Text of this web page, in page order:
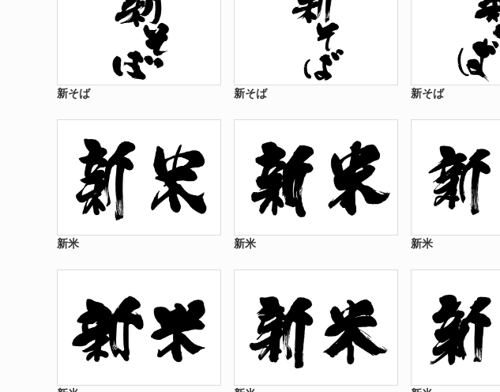
新そば 新そば 新そば
新米 新米 新米